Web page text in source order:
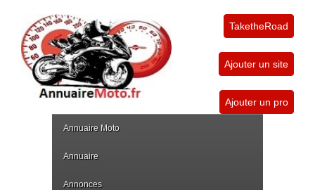
TaketheRoad
Ajouter un site
Ajouter un pro
Annuaire Moto
Annuaire
Annonces